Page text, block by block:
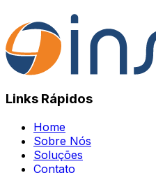
Links Rápidos
Home
Sobre Nós
Soluções
Contato